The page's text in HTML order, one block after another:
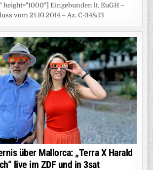
height="1000"] Eingebunden lt. EuGH –
vom 21.10.2014 – Az. C-348/13
über Mallorca: „Terra X Harald
live im ZDF und in 3sat